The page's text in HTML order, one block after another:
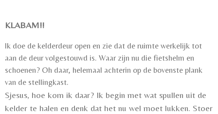
KLABAM!!
Ik doe de kelderdeur open en zie dat de ruimte werkelijk tot
aan de deur volgestouwd is. Waar zijn nu die fietshelm en
schoenen? Oh daar, helemaal achterin op de bovenste plank
van de stellingkast.
Sjesus, hoe kom ik daar? Ik begin met wat spullen uit de
kelder te halen en denk dat het nu wel moet lukken. Stoer